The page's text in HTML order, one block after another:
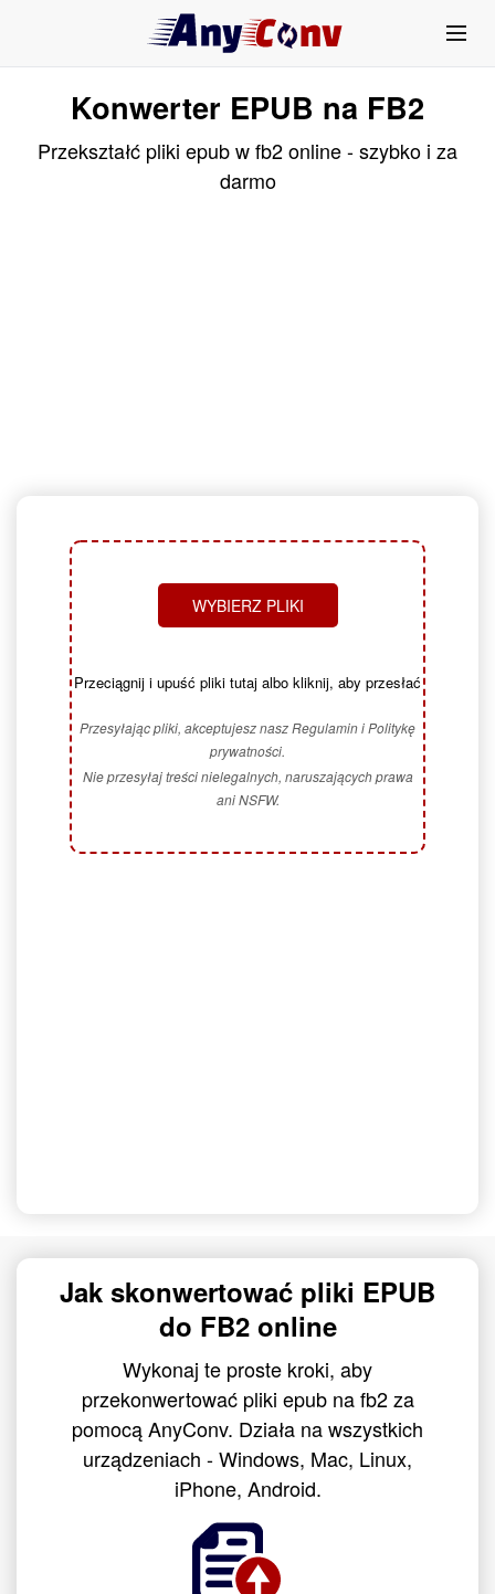
Konwerter EPUB na FB2
Przekształć pliki epub w fb2 online - szybko i za
darmo
WYBIERZ PLIKI
Przeciągnij i upuść pliki tutaj albo kliknij, aby przesłać
Przesyłając pliki, akceptujesz nasz Regulamin i Politykę
prywatności.
Nie przesyłaj treści nielegalnych, naruszających prawa
ani NSFW.
Jak skonwertować pliki EPUB
do FB2 online
Wykonaj te proste kroki, aby
przekonwertować pliki epub na fb2 za
pomocą AnyConv. Działa na wszystkich
urządzeniach - Windows, Mac, Linux,
iPhone, Android.